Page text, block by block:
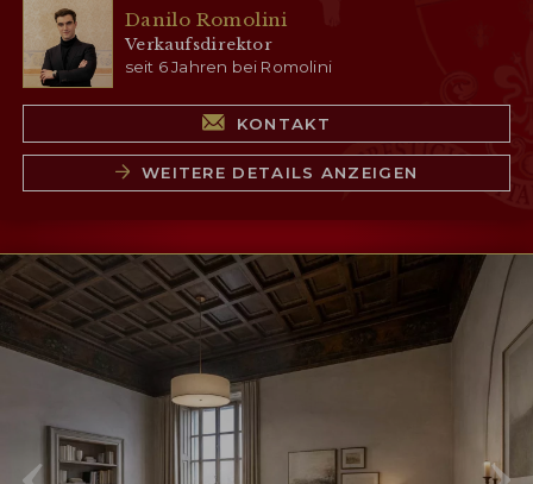
Danilo Romolini
Verkaufsdirektor
seit 6 Jahren bei Romolini
KONTAKT
WEITERE DETAILS ANZEIGEN